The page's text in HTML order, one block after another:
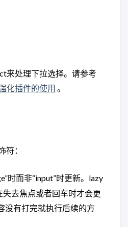
来处理下拉选择。请参考
化插件的使用 。
符：
时而非“input”时更新。lazy
去焦点或者回车时才会更
没有打完就执行后续的方